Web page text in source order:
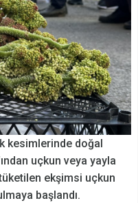
kesimlerinde doğal
uçkun veya yayla
ekşimsi uçkun
başlandı.